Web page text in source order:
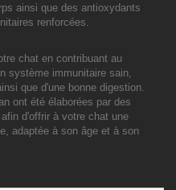
ainsi que des antioxydants
renforcées.
chat en contribuant au
système immunitaire sain,
que d'une bonne digestion.
ont été élaborées par des
d'offrir à votre chat une
adaptée à son âge et à son